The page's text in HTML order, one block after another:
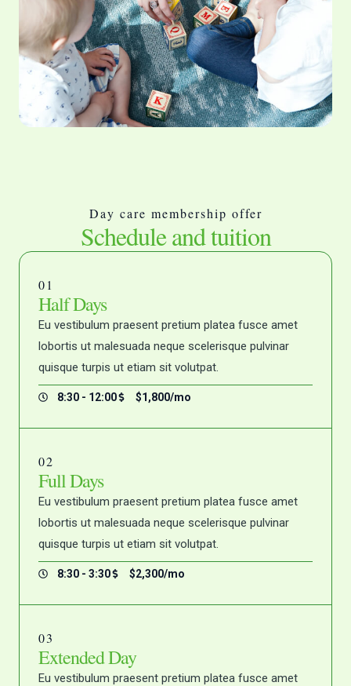
Day care membership offer
Schedule and tuition
01
Half Days
Eu vestibulum praesent pretium platea fusce amet
lobortis ut malesuada neque scelerisque pulvinar
quisque turpis ut etiam sit volutpat.
8:30 - 12:00 $1,800/mo
02
Full Days
Eu vestibulum praesent pretium platea fusce amet
lobortis ut malesuada neque scelerisque pulvinar
quisque turpis ut etiam sit volutpat.
8:30 - 3:30 $2,300/mo
03
Extended Day
Eu vestibulum praesent pretium platea fusce amet